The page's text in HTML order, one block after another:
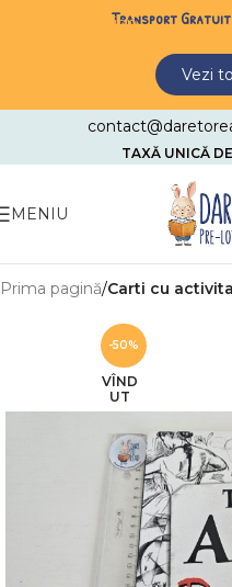
Skip to navigationTransport Gratuit
Vezi
TAXĂ UNICĂ
MENIU
Prima pagină Carti cu
-50%
VÎND
UT